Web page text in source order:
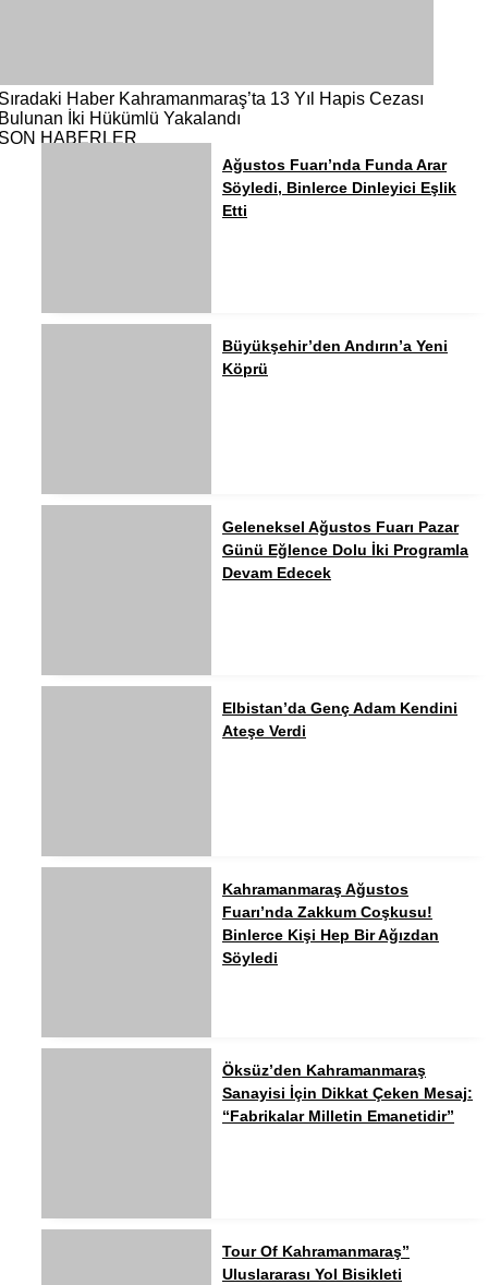
Haber Kahramanmaraş’ta 13 Yıl Hapis Cezası
İki Hükümlü Yakalandı
HABERLER
Ağustos Fuarı’nda Funda Arar
Söyledi, Binlerce Dinleyici Eşlik
Etti
Büyükşehir’den Andırın’a Yeni
Köprü
Geleneksel Ağustos Fuarı Pazar
Günü Eğlence Dolu İki Programla
Devam Edecek
Elbistan’da Genç Adam Kendini
Ateşe Verdi
Kahramanmaraş Ağustos
Fuarı’nda Zakkum Coşkusu!
Binlerce Kişi Hep Bir Ağızdan
Söyledi
Öksüz’den Kahramanmaraş
Sanayisi İçin Dikkat Çeken Mesaj:
“Fabrikalar Milletin Emanetidir”
Tour Of Kahramanmaraş”
Uluslararası Yol Bisikleti